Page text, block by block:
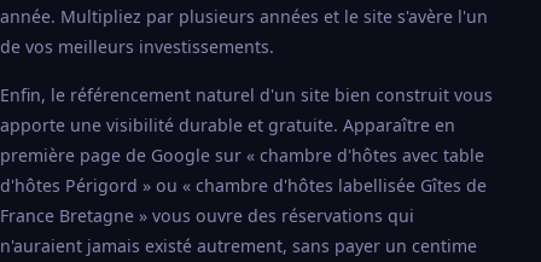
année. Multipliez par plusieurs années et le site s'avère l'un
de vos meilleurs investissements.
Enfin, le référencement naturel d'un site bien construit vous
apporte une visibilité durable et gratuite. Apparaître en
première page de Google sur « chambre d'hôtes avec table
d'hôtes Périgord » ou « chambre d'hôtes labellisée Gîtes de
France Bretagne » vous ouvre des réservations qui
n'auraient jamais existé autrement, sans payer un centime